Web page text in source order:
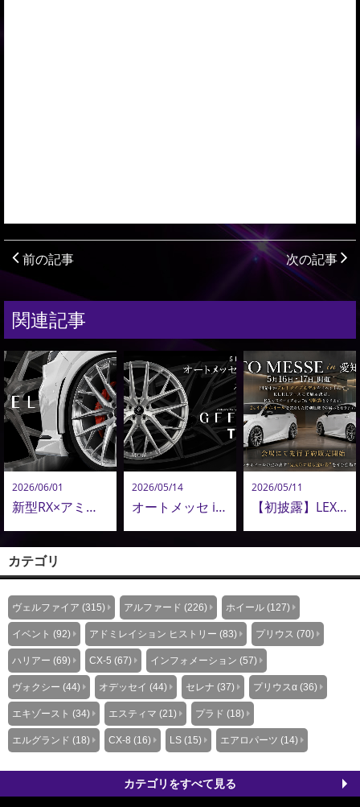
前の記事 次の記事
関連記事
2026/06/01
新型RX×アミスタット新作24インチ鍛造ホイールが圧巻！新型アルヴェル・LM用22インチも追加決定！
2026/05/14
オートメッセ in 愛知にて初披露。AMISTAD 新鍛造ホイール「GEEBEL TW」
2026/05/11
【初披露】LEXUS RX プロトモデル、オートメッセ in 愛知 2026 にて初アンベール
カテゴリ
ヴェルファイア (315) アルファード (226) ホイール (127)
イベント (92) アドミレイション ヒストリー (83) プリウス (70)
ハリアー (69) CX-5 (67) インフォメーション (57)
ヴォクシー (44) オデッセイ (44) セレナ (37) プリウスα (36)
エキゾースト (34) エスティマ (21) プラド (18)
エルグランド (18) CX-8 (16) LS (15) エアロパーツ (14)
カテゴリをすべて見る